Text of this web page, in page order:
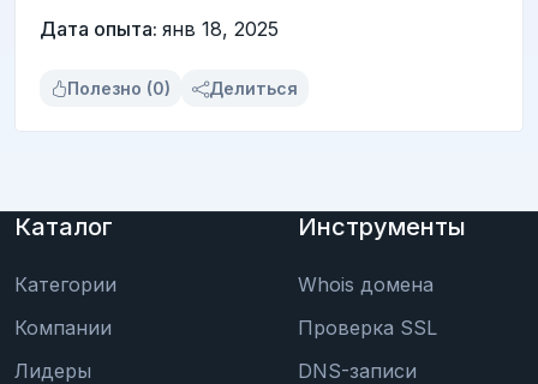
Дата опыта: янв 18, 2025
Полезно (0) Делиться
Каталог
Категории
Компании
Лидеры
Инструменты
Whois домена
Проверка SSL
DNS-записи